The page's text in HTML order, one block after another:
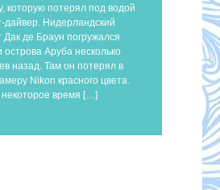
которую потерял под водой
дайвер. Нидерландский
Дак де Браун погружался
острова Аруба несколько
назад. Там он потерял в
Nikon красного цвета.
некоторое время […]